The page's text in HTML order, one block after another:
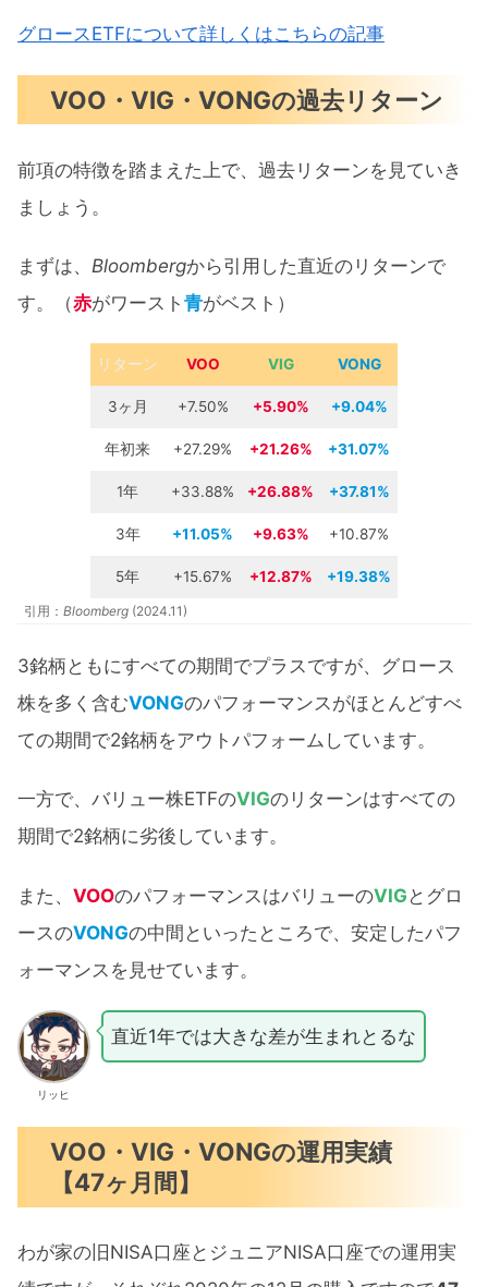
グロースETFについて詳しくはこちらの記事
VOO・VIG・VONGの過去リターン
前項の特徴を踏まえた上で、過去リターンを見ていき
ましょう。
まずは、 Bloombergから引用した直近のリターンで
す。（赤がワースト 青がベスト）
リターン VOO VIG VONG
3ヶ月 +7.50% +5.90% +9.04%
年初来 +27.29% +21.26% +31.07%
1年 +33.88% +26.88% +37.81%
3年 +11.05% +9.63% +10.87%
5年 +15.67% +12.87% +19.38%
引用： Bloomberg (2024.11)
3銘柄ともにすべての期間でプラスですが、グロース
株を多く含むVONGのパフォーマンスがほとんどすべ
ての期間で2銘柄をアウトパフォームしています。
一方で、バリュー株ETFのVIGのリターンはすべての
期間で2銘柄に劣後しています。
また、 VOOのパフォーマンスはバリューのVIG とグロ
ースのVONGの中間といったところで、安定したパフ
ォーマンスを見せています。
リッヒ
直近1年では大きな差が生まれとるな
VOO・VIG・VONGの運用実績
【47ヶ月間】
わが家の旧NISA口座とジュニアNISA口座での運用実